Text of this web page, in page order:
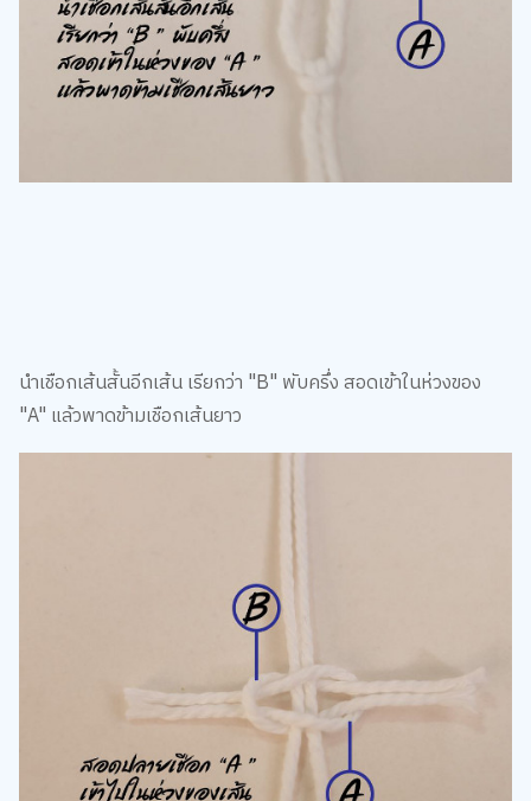
นำเชือกเส้นสั้นอีกเส้น เรียกว่า "B" พับครึ่ง สอดเข้าในห่วงของ
"A" แล้วพาดข้ามเชือกเส้นยาว